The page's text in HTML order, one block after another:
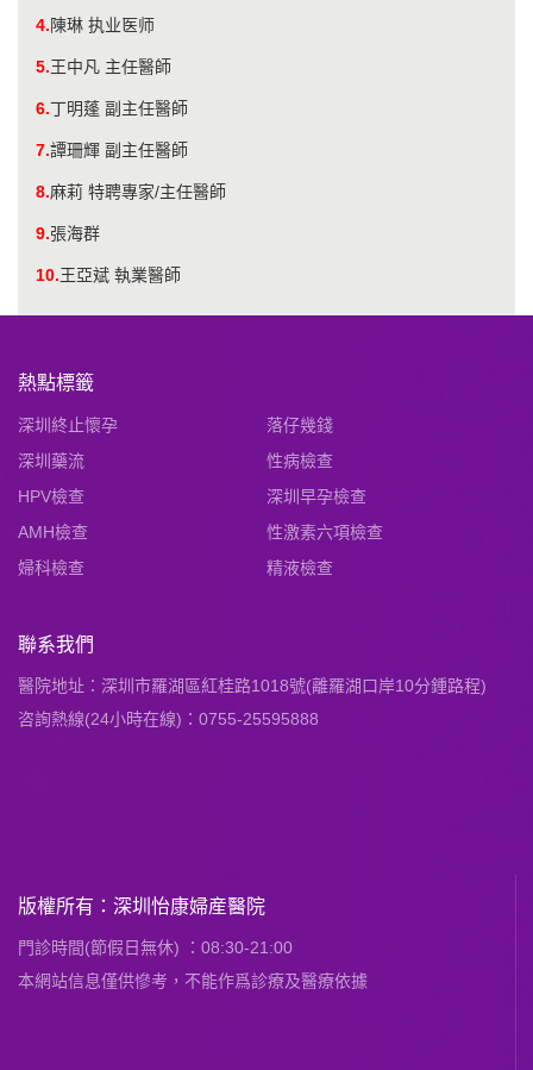
4.陳琳 执业医师
5.王中凡 主任醫師
6.丁明蓬 副主任醫師
7.譚珊輝 副主任醫師
8.麻莉 特聘專家/主任醫師
9.張海群
10.王亞斌 執業醫師
熱點標籤
深圳終止懷孕
落仔幾錢
深圳藥流
性病檢查
HPV檢查
深圳早孕檢查
AMH檢查
性激素六項檢查
婦科檢查
精液檢查
聯系我們
醫院地址：深圳市羅湖區紅桂路1018號(離羅湖口岸10分鍾路程)
咨詢熱線(24小時在線)：0755-25595888
版權所有：深圳怡康婦産醫院
門診時間(節假日無休) ：08:30-21:00
本網站信息僅供慘考，不能作爲診療及醫療依據